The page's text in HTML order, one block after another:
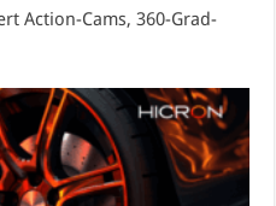
Action-Cams, 360-Grad-